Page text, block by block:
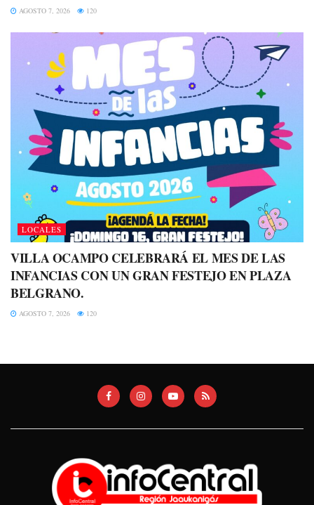
AGOSTO 7, 2026 120
LOCALES
VILLA OCAMPO CELEBRARÁ EL MES DE LAS
INFANCIAS CON UN GRAN FESTEJO EN PLAZA
BELGRANO.
AGOSTO 7, 2026 120